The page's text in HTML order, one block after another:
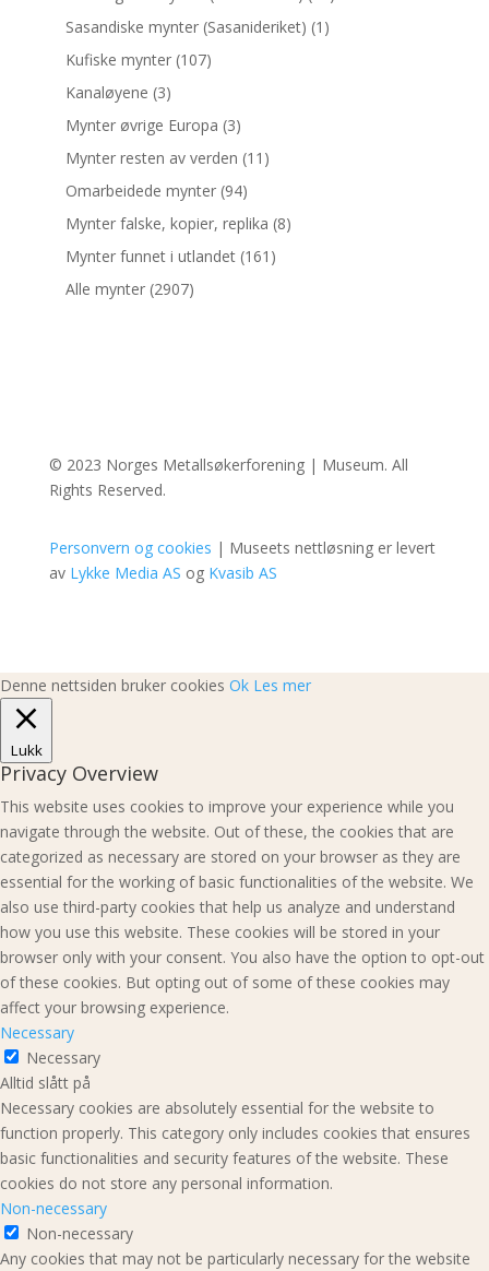
Sasandiske mynter (Sasanideriket) (1)
Kufiske mynter (107)
Kanaløyene (3)
Mynter øvrige Europa (3)
Mynter resten av verden (11)
Omarbeidede mynter (94)
Mynter falske, kopier, replika (8)
Mynter funnet i utlandet (161)
Alle mynter (2907)
© 2023 Norges Metallsøkerforening | Museum. All
Rights Reserved.
Personvern og cookies | Museets nettløsning er levert
av Lykke Media AS og Kvasib AS
Denne nettsiden bruker cookies Ok Les mer
Lukk
Privacy Overview
This website uses cookies to improve your experience while you
navigate through the website. Out of these, the cookies that are
categorized as necessary are stored on your browser as they are
essential for the working of basic functionalities of the website. We
also use third-party cookies that help us analyze and understand
how you use this website. These cookies will be stored in your
browser only with your consent. You also have the option to opt-out
of these cookies. But opting out of some of these cookies may
affect your browsing experience.
Necessary
Necessary
Alltid slått på
Necessary cookies are absolutely essential for the website to
function properly. This category only includes cookies that ensures
basic functionalities and security features of the website. These
cookies do not store any personal information.
Non-necessary
Non-necessary
Any cookies that may not be particularly necessary for the website